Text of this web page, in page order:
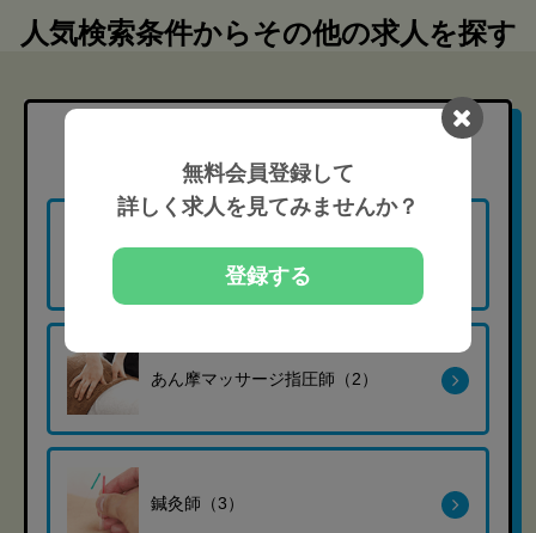
人気検索条件からその他の求人を探す
職種から探す
あん摩マッサージ指圧師（2）
鍼灸師（3）
無料会員登録して
詳しく求人を見てみませんか？
登録する